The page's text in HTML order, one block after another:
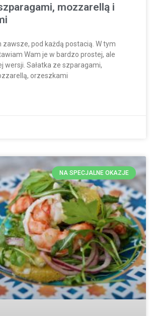
mozzarellą i
pod każdą postacią. W tym
Wam je w bardzo prostej, ale
wersji. Sałatka ze szparagami,
orzeszkami
NA SPECJALNE OKAZJE